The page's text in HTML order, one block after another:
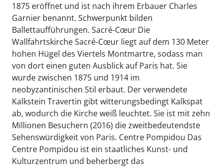
1875 eröffnet und ist nach ihrem Erbauer Charles
Garnier benannt. Schwerpunkt bilden
Ballettaufführungen. Sacré-Cœur Die
Wallfahrtskirche Sacré-Cœur liegt auf dem 130 Meter
hohen Hügel des Viertels Montmartre, sodass man
von dort einen guten Ausblick auf Paris hat. Sie
wurde zwischen 1875 und 1914 im
neobyzantinischen Stil erbaut. Der verwendete
Kalkstein Travertin gibt witterungsbedingt Kalkspat
ab, wodurch die Kirche weiß leuchtet. Sie ist mit zehn
Millionen Besuchern (2016) die zweitbedeutendste
Sehenswürdigkeit von Paris. Centre Pompidou Das
Centre Pompidou ist ein staatliches Kunst- und
Kulturzentrum und beherbergt das